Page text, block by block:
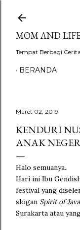
MOM AND
Tempat Berbagi Cerita
BERANDA
Maret 02, 2019
KENDURI
ANAK
Halo semuanya..
Hari ini Ibu
festival yang
slogan Spirit of Java
Surakarta atau